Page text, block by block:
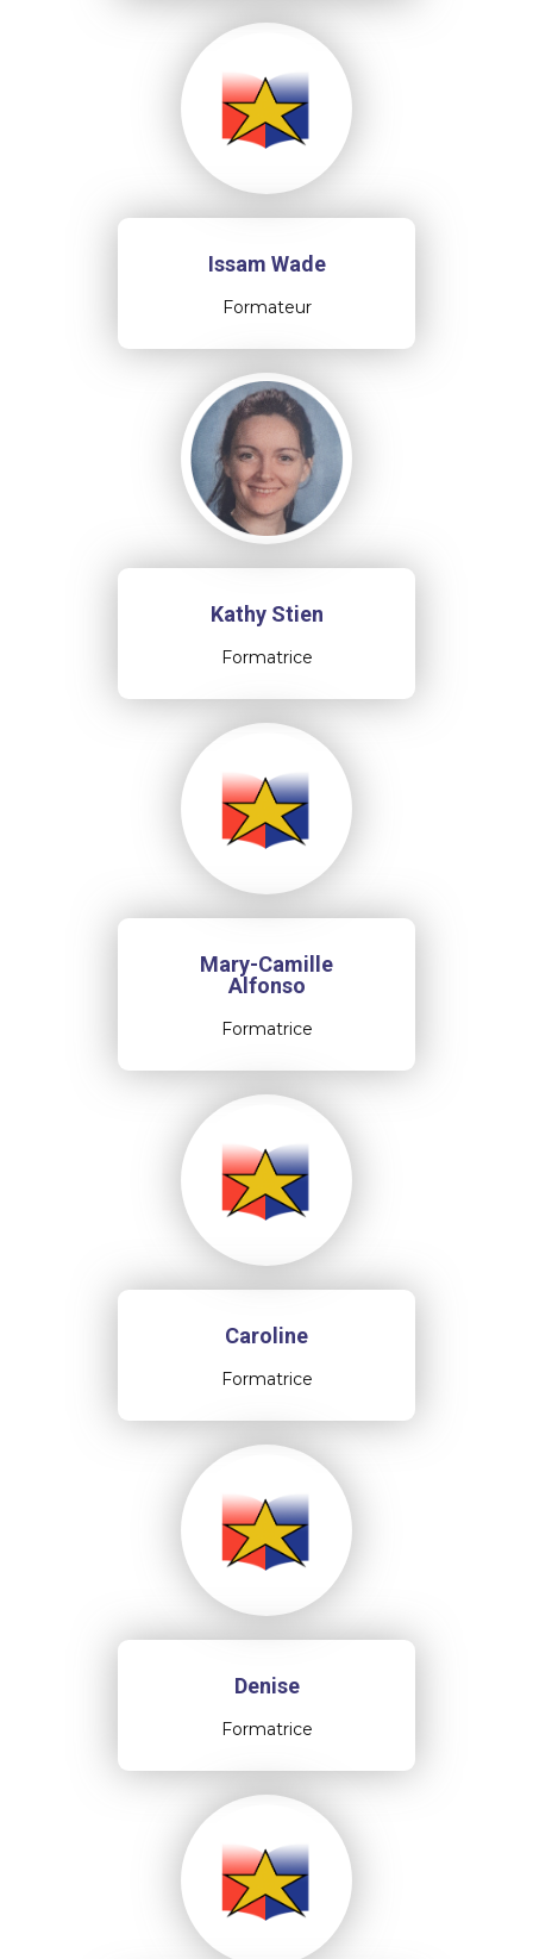
Issam Wade
Formateur
Kathy Stien
Formatrice
Mary-Camille
Alfonso
Formatrice
Caroline
Formatrice
Denise
Formatrice